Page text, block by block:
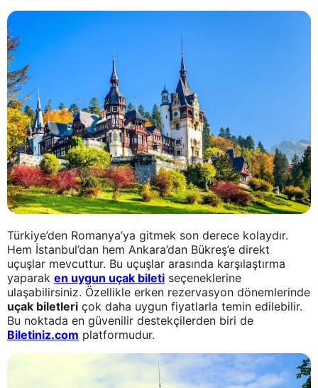
Türkiye’den Romanya’ya gitmek son derece kolaydır.
Hem İstanbul’dan hem Ankara’dan Bükreş’e direkt
uçuşlar mevcuttur. Bu uçuşlar arasında karşılaştırma
yaparak en uygun uçak bileti seçeneklerine
ulaşabilirsiniz. Özellikle erken rezervasyon dönemlerinde
uçak biletleri çok daha uygun fiyatlarla temin edilebilir.
Bu noktada en güvenilir destekçilerden biri de
Biletiniz.com platformudur.